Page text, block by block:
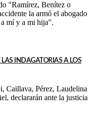
"Ramírez, Benítez o
la armó el abogado
mí y a mi hija".
INDAGATORIAS A LOS
Caillava, Pérez, Laudelina
declararán ante la justicia